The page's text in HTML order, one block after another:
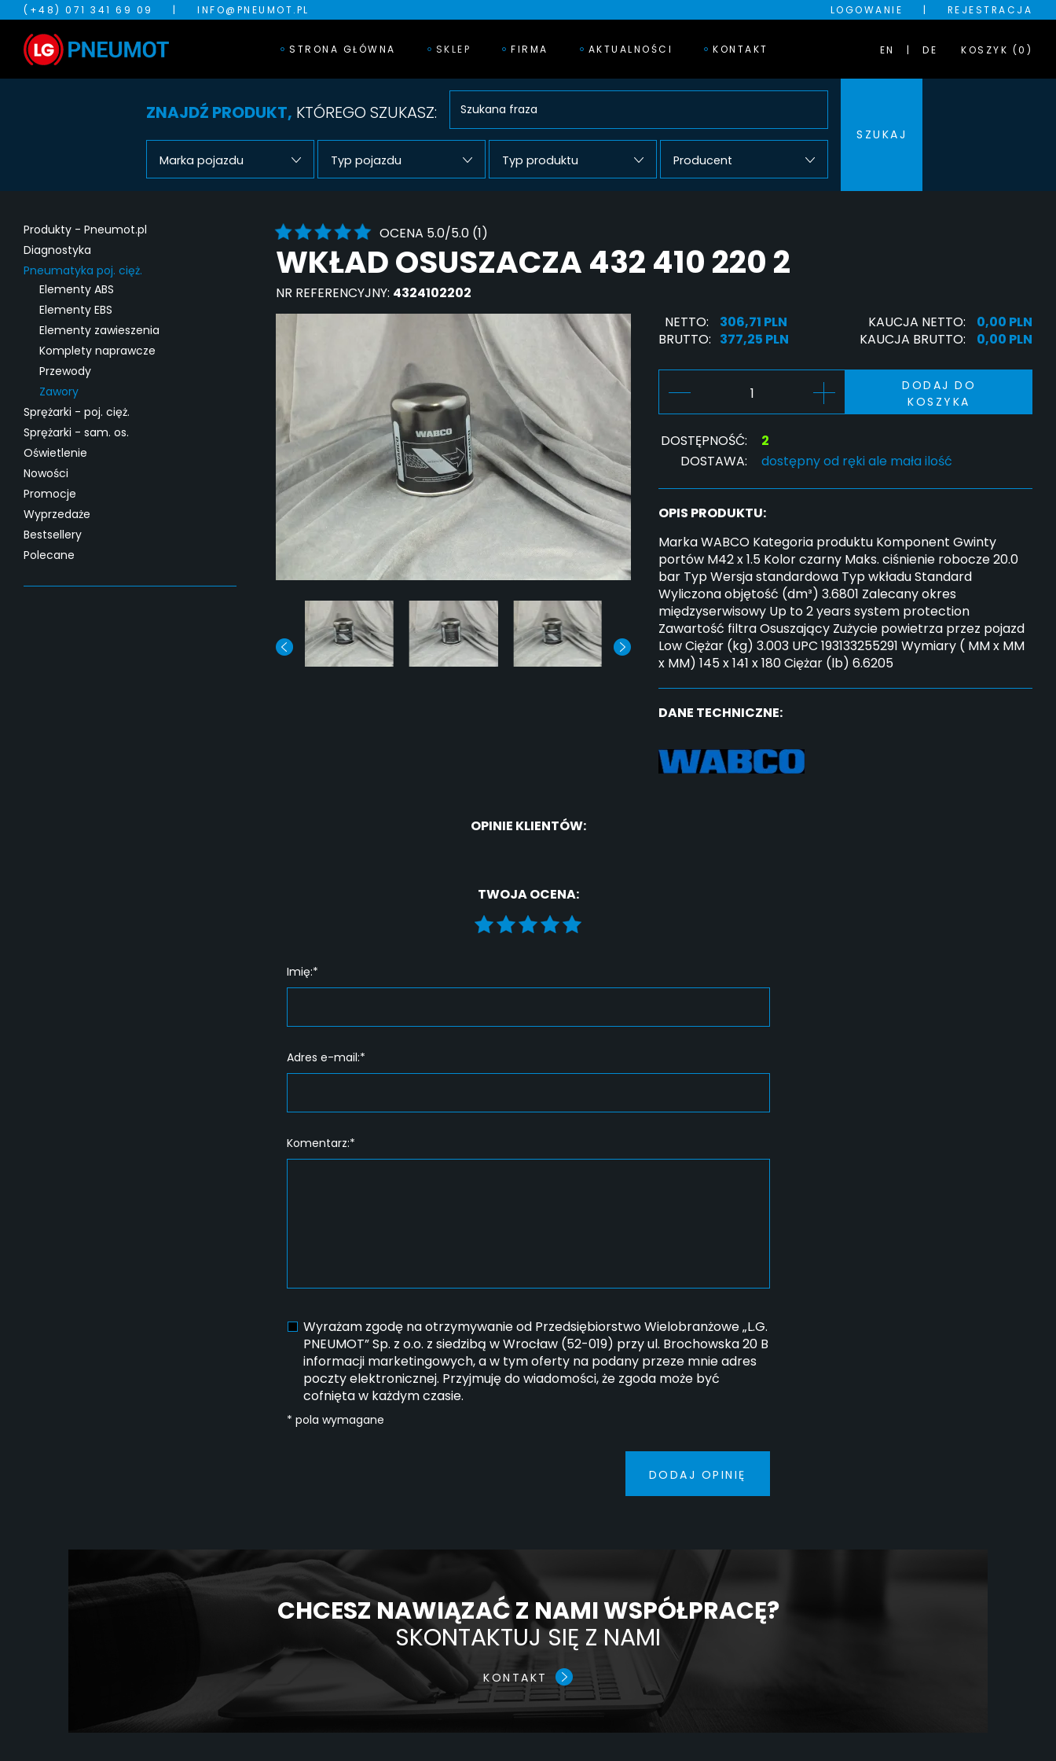
(+48) 071 341 69 09 | INFO@PNEUMOT.PL LOGOWANIE | REJESTRACJA
STRONA GŁÓWNA SKLEP FIRMA AKTUALNOŚCI KONTAKT EN DE KOSZYK (0)
ZNAJDŹ PRODUKT, KTÓREGO SZUKASZ:
Marka pojazdu Typ pojazdu Typ produktu Producent
SZUKAJ
Produkty - Pneumot.pl
Diagnostyka
Pneumatyka poj. cięż.
Elementy ABS
Elementy EBS
Elementy zawieszenia
Komplety naprawcze
Przewody
Zawory
Sprężarki - poj. cięż.
Sprężarki - sam. os.
Oświetlenie
Nowości
Promocje
Wyprzedaże
Bestsellery
Polecane
OCENA 5.0/5.0 (1)
WKŁAD OSUSZACZA 432 410 220 2
NR REFERENCYJNY: 4324102202
NETTO:
306,71 PLN
BRUTTO: 377,25 PLN
KAUCJA NETTO:
0,00 PLN
KAUCJA BRUTTO:
0,00 PLN
DODAJ DO
KOSZYKA
DOSTĘPNOŚĆ:
2
DOSTAWA:
dostępny od ręki ale mała ilość
OPIS PRODUKTU:
Marka WABCO Kategoria produktu Komponent Gwinty
portów M42 x 1.5 Kolor czarny Maks. ciśnienie robocze 20.0
bar Typ Wersja standardowa Typ wkładu Standard
Wyliczona objętość (dm³) 3.6801 Zalecany okres
międzyserwisowy Up to 2 years system protection
Zawartość filtra Osuszający Zużycie powietrza przez pojazd
Low Ciężar (kg) 3.003 UPC 193133255291 Wymiary ( MM x MM
x MM) 145 x 141 x 180 Ciężar (lb) 6.6205
DANE TECHNICZNE:
OPINIE KLIENTÓW:
TWOJA OCENA:
Imię:*
Adres e-mail:*
Komentarz:*
Wyrażam zgodę na otrzymywanie od Przedsiębiorstwo Wielobranżowe „L.G.
PNEUMOT” Sp. z o.o. z siedzibą w Wrocław (52-019) przy ul. Brochowska 20 B
informacji marketingowych, a w tym oferty na podany przeze mnie adres
poczty elektronicznej. Przyjmuję do wiadomości, że zgoda może być
cofnięta w każdym czasie.
* pola wymagane
DODAJ OPINIĘ
CHCESZ NAWIĄZAĆ Z NAMI WSPÓŁPRACĘ?
SKONTAKTUJ SIĘ Z NAMI
KONTAKT